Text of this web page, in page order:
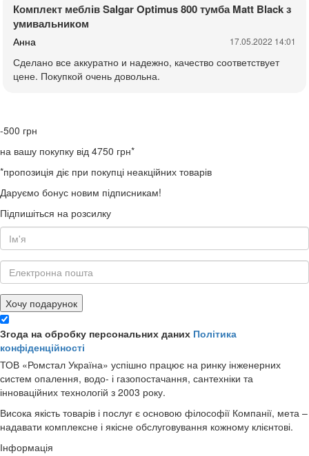
Комплект меблів Salgar Optimus 800 тумба Matt Black з
умивальником
Анна 17.05.2022 14:01
Сделано все аккуратно и надежно, качество соответствует
цене. Покупкой очень довольна.
-500 грн
на вашу покупку від 4750 грн*
*пропозиція діє при покупці неакційних товарів
Даруємо бонус новим підписникам!
Підпишіться на розсилку
Хочу подарунок
Згода на обробку персональних даних Політика
конфіденційності
ТОВ «Ромстал Україна» успішно працює на ринку інженерних
систем опалення, водо- і газопостачання, сантехніки та
інноваційних технологій з 2003 року.
Висока якість товарів і послуг є основою філософії Компанії, мета –
надавати комплексне і якісне обслуговування кожному клієнтові.
Інформація